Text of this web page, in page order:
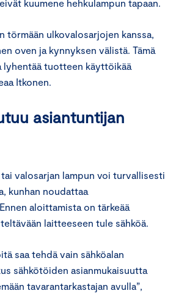
kuumene hehkulampun tapaan.
törmään ulkovalosarjojen kanssa,
oven ja kynnyksen välistä. Tämä
lyhentää tuotteen käyttöikää
Itkonen.
asiantuntijan
tai valosarjan lampun voi turvallisesti
kunhan noudattaa
aloittamista on tärkeää
laitteeseen tule sähköä.
saa tehdä vain sähköalan
sähkötöiden asianmukaisuutta
tavarantarkastajan avulla”,